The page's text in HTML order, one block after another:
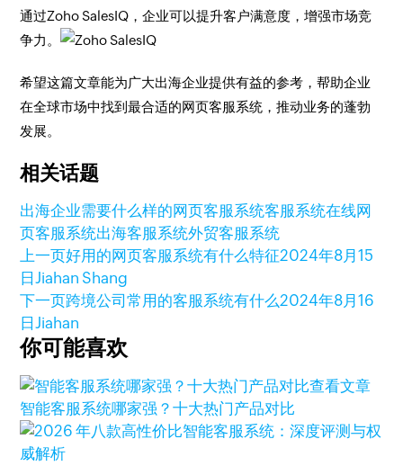
通过Zoho SalesIQ，企业可以提升客户满意度，增强市场竞
争力。
希望这篇文章能为广大出海企业提供有益的参考，帮助企业
在全球市场中找到最合适的网页客服系统，推动业务的蓬勃
发展。
相关话题
出海企业需要什么样的网页客服系统客服系统在线网
页客服系统出海客服系统外贸客服系统
上一页好用的网页客服系统有什么特征2024年8月15
日Jiahan Shang
下一页跨境公司常用的客服系统有什么2024年8月16
日Jiahan
你可能喜欢
查看文章
智能客服系统哪家强？十大热门产品对比